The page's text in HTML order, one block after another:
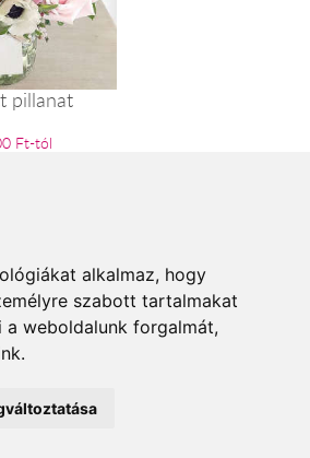
alkalmaz, hogy
szabott tartalmakat
weboldalunk forgalmát,
pillanat
Ft-tól